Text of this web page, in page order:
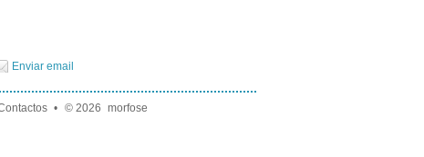
Enviar email
• © 2026 morfose